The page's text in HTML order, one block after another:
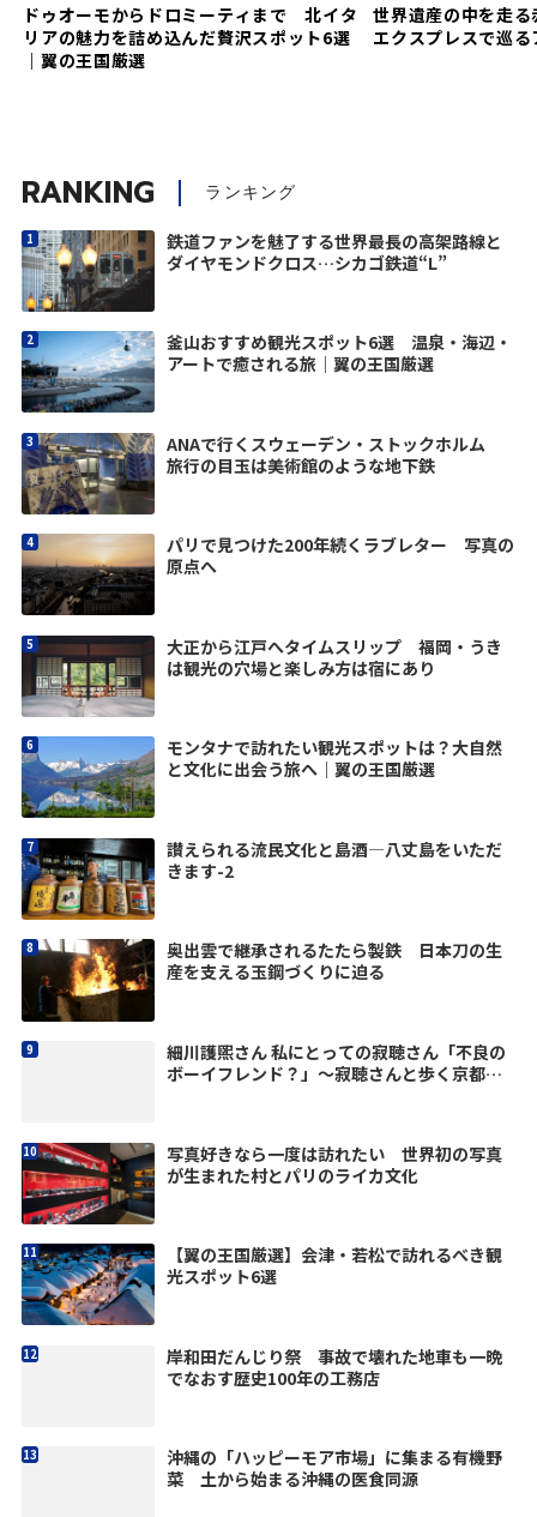
ドゥオーモからドロミーティまで 北イタ
リアの魅力を詰め込んだ贅沢スポット6選
｜翼の王国厳選
世界遺産の中を走
エクスプレスで巡
RANKING ランキング
鉄道ファンを魅了する世界最長の高架路線と
ダイヤモンドクロス…シカゴ鉄道“L”
釜山おすすめ観光スポット6選 温泉・海辺・
アートで癒される旅｜翼の王国厳選
ANAで行くスウェーデン・ストックホルム
旅行の目玉は美術館のような地下鉄
パリで見つけた200年続くラブレター 写真の
原点へ
大正から江戸へタイムスリップ 福岡・うき
は観光の穴場と楽しみ方は宿にあり
モンタナで訪れたい観光スポットは？大自然
と文化に出会う旅へ｜翼の王国厳選
讃えられる流民文化と島酒―八丈島をいただ
きます-2
奥出雲で継承されるたたら製鉄 日本刀の生
産を支える玉鋼づくりに迫る
細川護煕さん 私にとっての寂聴さん「不良の
ボーイフレンド？」〜寂聴さんと歩く京都
写真好きなら一度は訪れたい 世界初の写真
が生まれた村とパリのライカ文化
【翼の王国厳選】会津・若松で訪れるべき観
光スポット6選
岸和田だんじり祭 事故で壊れた地車も一晩
でなおす歴史100年の工務店
沖縄の「ハッピーモア市場」に集まる有機野
菜 土から始まる沖縄の医食同源